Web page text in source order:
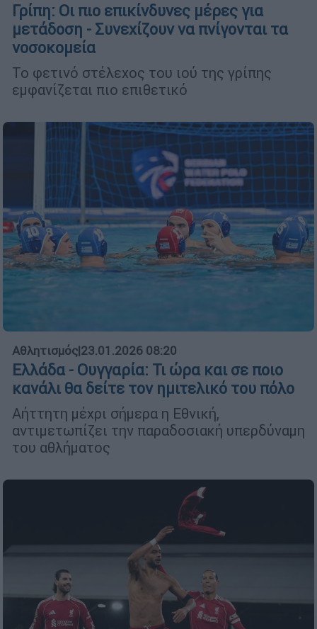
Γρίπη: Οι πιο επικίνδυνες μέρες για
μετάδοση - Συνεχίζουν να πνίγονται τα
νοσοκομεία
Το φετινό στέλεχος του ιού της γρίπης
εμφανίζεται πιο επιθετικό
Αθλητισμός|23.01.2026 08:20
Ελλάδα - Ουγγαρία: Τι ώρα και σε ποιο
κανάλι θα δείτε τον ημιτελικό του πόλο
Αήττητη μέχρι σήμερα η Εθνική,
αντιμετωπίζει την παραδοσιακή υπερδύναμη
του αθλήματος